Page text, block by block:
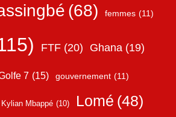
(68) femmes (11)
FTF (20) Ghana (19)
7 (15) gouvernement (11)
Kylian Mbappé (10) Lomé (48)